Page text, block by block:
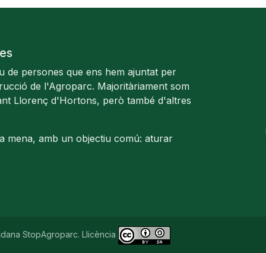
de persones que ens hem ajuntat per
de l'Agroparc. Majoritàriament som
Llorenç d'Hortons, però també d'altres
mena, amb un objectiu comú: aturar
StopAgroparc. Llicència